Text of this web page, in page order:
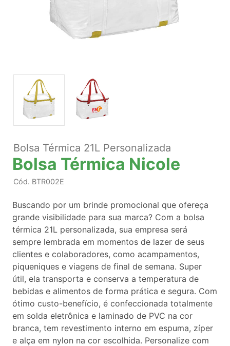
Bolsa Térmica 21L Personalizada
Bolsa Térmica Nicole
Cód. BTR002E
Buscando por um brinde promocional que ofereça
grande visibilidade para sua marca? Com a bolsa
térmica 21L personalizada, sua empresa será
sempre lembrada em momentos de lazer de seus
clientes e colaboradores, como acampamentos,
piqueniques e viagens de final de semana. Super
útil, ela transporta e conserva a temperatura de
bebidas e alimentos de forma prática e segura. Com
ótimo custo-benefício, é confeccionada totalmente
em solda eletrônica e laminado de PVC na cor
branca, tem revestimento interno em espuma, zíper
e alça em nylon na cor escolhida. Personalize com